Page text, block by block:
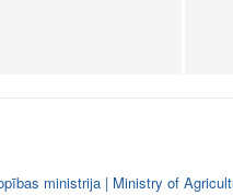
ministrija | Ministry of